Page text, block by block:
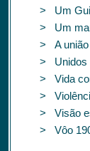
> Um
> Um
> A união
> Unidos
> Vida
>
> Visão
> Vôo